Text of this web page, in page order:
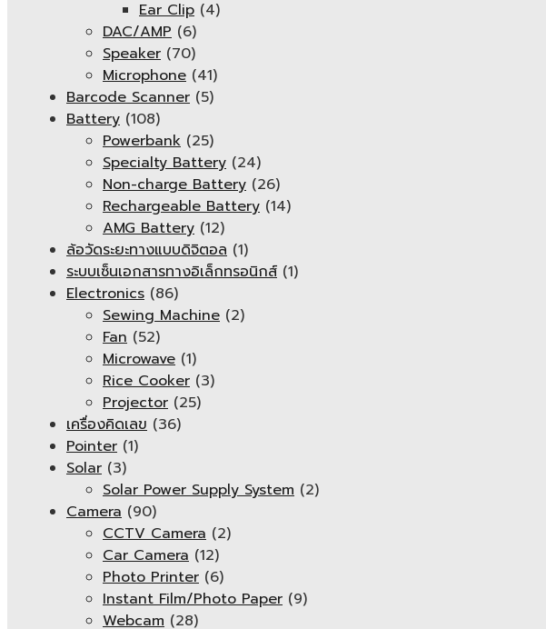
Ear Clip (4)
DAC/AMP (6)
Speaker (70)
Microphone (41)
Barcode Scanner (5)
Battery (108)
Powerbank (25)
Specialty Battery (24)
Non-charge Battery (26)
Rechargeable Battery (14)
AMG Battery (12)
ล้อวัดระยะทางแบบดิจิตอล (1)
ระบบเซ็นเอกสารทางอิเล็กทรอนิกส์ (1)
Electronics (86)
Sewing Machine (2)
Fan (52)
Microwave (1)
Rice Cooker (3)
Projector (25)
เครื่องคิดเลข (36)
Pointer (1)
Solar (3)
Solar Power Supply System (2)
Camera (90)
CCTV Camera (2)
Car Camera (12)
Photo Printer (6)
Instant Film/Photo Paper (9)
Webcam (28)